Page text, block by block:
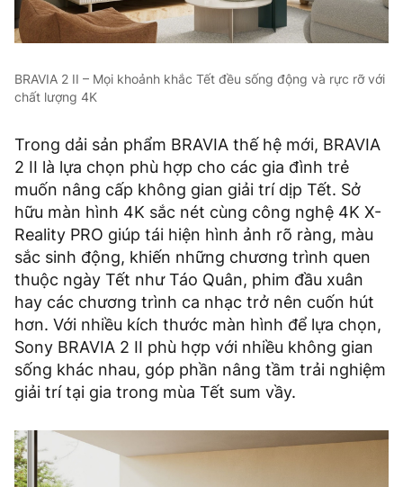
BRAVIA 2 II – Mọi khoảnh khắc Tết đều sống động và rực rỡ với
chất lượng 4K
Trong dải sản phẩm BRAVIA thế hệ mới, BRAVIA
2 II là lựa chọn phù hợp cho các gia đình trẻ
muốn nâng cấp không gian giải trí dịp Tết. Sở
hữu màn hình 4K sắc nét cùng công nghệ 4K X-
Reality PRO giúp tái hiện hình ảnh rõ ràng, màu
sắc sinh động, khiến những chương trình quen
thuộc ngày Tết như Táo Quân, phim đầu xuân
hay các chương trình ca nhạc trở nên cuốn hút
hơn. Với nhiều kích thước màn hình để lựa chọn,
Sony BRAVIA 2 II phù hợp với nhiều không gian
sống khác nhau, góp phần nâng tầm trải nghiệm
giải trí tại gia trong mùa Tết sum vầy.